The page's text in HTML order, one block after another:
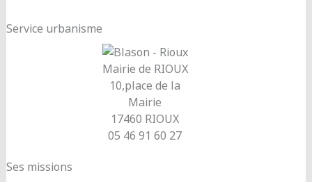
Service urbanisme
Mairie de RIOUX
10,place de la
Mairie
17460 RIOUX
05 46 91 60 27
Ses missions